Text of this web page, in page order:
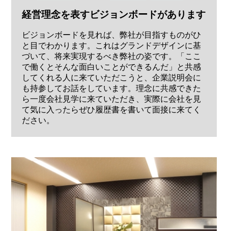
経営理念を表すビジョンボードがあります
ビジョンボードを見れば、弊社が目指すものがひ
と目でわかります。これはグランドデザインに基
づいて、将来実現するべき弊社の姿です。「ここ
で働くとそんな面白いことができるんだ」と共感
してくれる人に来ていただこうと、企業説明会に
も持参してお話をしています。理念に共感できた
ら一度会社見学に来ていただき、実際に会社を見
て気に入ったらぜひ履歴書を書いて面接に来てく
ださい。